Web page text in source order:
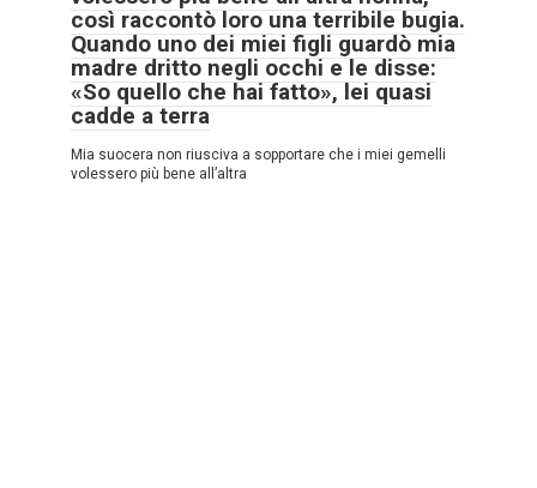
così raccontò loro una terribile bugia.
Quando uno dei miei figli guardò mia
madre dritto negli occhi e le disse:
«So quello che hai fatto», lei quasi
cadde a terra
Mia suocera non riusciva a sopportare che i miei gemelli
volessero più bene all’altra